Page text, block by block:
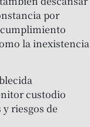
por
la inexistencia
custodio
riesgos de